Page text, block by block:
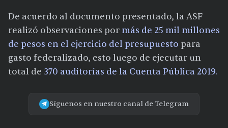
De acuerdo al documento presentado, la ASF
realizó observaciones por más de 25 mil millones
de pesos en el ejercicio del presupuesto para
gasto federalizado, esto luego de ejecutar un
total de 370 auditorías de la Cuenta Pública 2019.
Síguenos en nuestro canal de Telegram